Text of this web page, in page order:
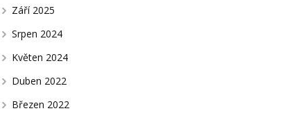
Září 2025
Srpen 2024
Květen 2024
Duben 2022
Březen 2022